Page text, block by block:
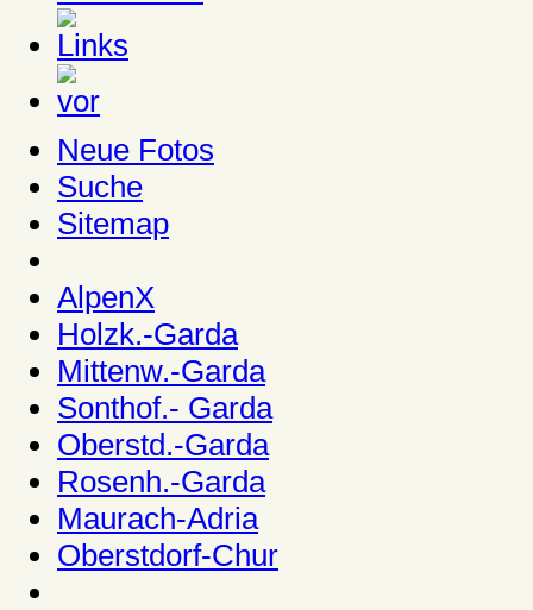
Neue Fotos
Suche
Sitemap
AlpenX
Holzk.-Garda
Mittenw.-Garda
Sonthof.- Garda
Oberstd.-Garda
Rosenh.-Garda
Maurach-Adria
Oberstdorf-Chur